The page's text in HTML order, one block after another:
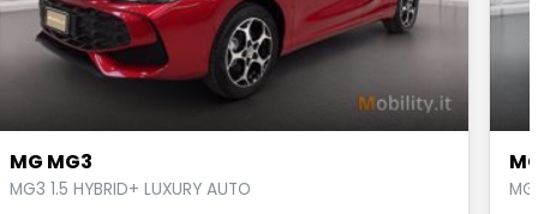
MG MG3
MG3 1.5 HYBRID+ LUXURY AUTO